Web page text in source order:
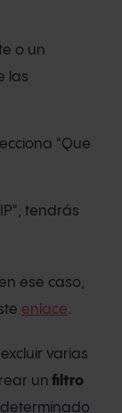
o un
las
"Que
tendrás
ese caso,
enlace.
varias
un filtro